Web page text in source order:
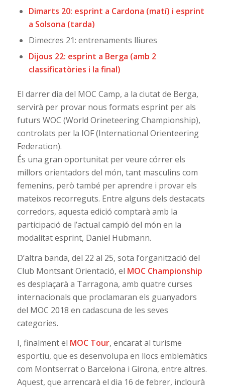
Dimarts 20: esprint a Cardona (matí) i esprint
a Solsona (tarda)
Dimecres 21: entrenaments lliures
Dijous 22: esprint a Berga (amb 2
classificatòries i la final)
El darrer dia del MOC Camp, a la ciutat de Berga,
servirà per provar nous formats esprint per als
futurs WOC (World Orineteering Championship),
controlats per la IOF (International Orienteering
Federation).
És una gran oportunitat per veure córrer els
millors orientadors del món, tant masculins com
femenins, però també per aprendre i provar els
mateixos recorreguts. Entre alguns dels destacats
corredors, aquesta edició comptarà amb la
participació de l’actual campió del món en la
modalitat esprint, Daniel Hubmann.
D’altra banda, del 22 al 25, sota l’organització del
Club Montsant Orientació, el MOC Championship
es desplaçarà a Tarragona, amb quatre curses
internacionals que proclamaran els guanyadors
del MOC 2018 en cadascuna de les seves
categories.
I, finalment el MOC Tour, encarat al turisme
esportiu, que es desenvolupa en llocs emblemàtics
com Montserrat o Barcelona i Girona, entre altres.
Aquest, que arrencarà el dia 16 de febrer, inclourà